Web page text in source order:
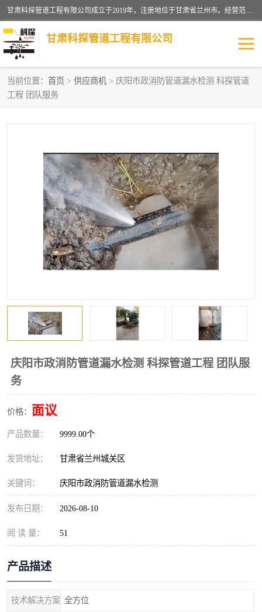
甘肃科探管道工程有限公司成立于2019年，注册地位于甘肃省兰州市。经营范围包括管道安装、清洗、疏通、维修、检测，防水工程，工程钻孔，化粪池清理，暖气安装，给排水管道安装维修，室内外管道如消防、供水、供热管道漏水检测定位，室内外防水堵漏等。
甘肃科探管道工程有限公司
当前位置： 首页 > 供应商机 > 庆阳市政消防管道漏水检测 科探管道
工程 团队服务
庆阳市政消防管道漏水检测 科探管道工程 团队服
务
价格： 面议
产品数量： 9999.00个
发货地址： 甘肃省兰州城关区
关键词： 庆阳市政消防管道漏水检测
发布日期： 2026-08-10
阅 读 量： 51
产品描述
技术解决方案 全方位
管道安装维修
供热管道漏水 排水管道漏水
自来水管漏水 管道疏通
高压车疏通清淤